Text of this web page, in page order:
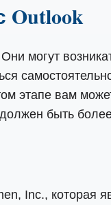
Outlook
могут
этапе вам
быть
Inc., которая